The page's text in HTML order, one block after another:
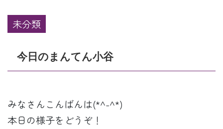
未分類
今日のまんてん小谷
みなさんこんばんは(*^-^*)
本日の様子をどうぞ！